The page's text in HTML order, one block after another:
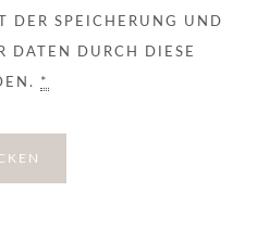
DER SPEICHERUNG UND
DATEN DURCH DIESE
*